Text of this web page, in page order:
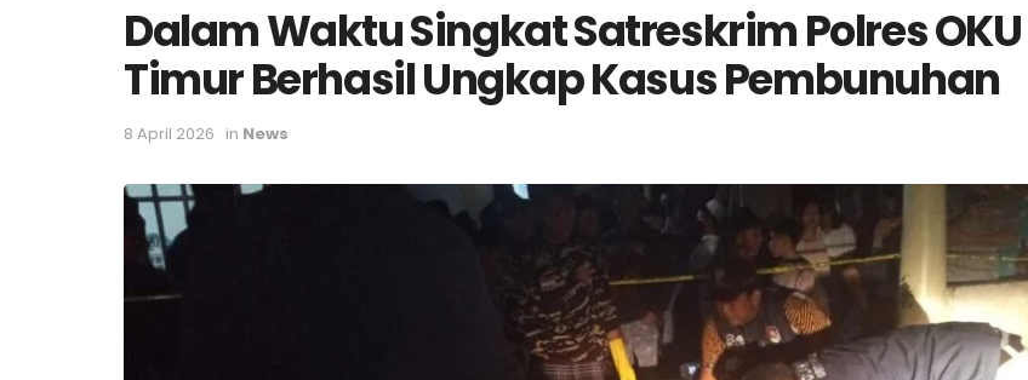
Dalam Waktu Singkat Satreskrim Polres OKU
Timur Berhasil Ungkap Kasus Pembunuhan
8 April 2026 in News